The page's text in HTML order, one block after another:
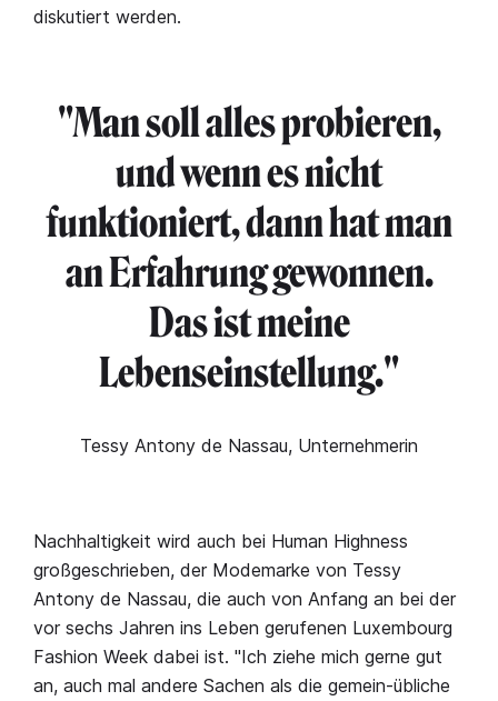
diskutiert werden.
"Man soll alles probieren,
und wenn es nicht
funktioniert, dann hat man
an Erfahrung gewonnen.
Das ist meine
Lebenseinstellung."
Tessy Antony de Nassau, Unternehmerin
Nachhaltigkeit wird auch bei Human Highness
großgeschrieben, der Modemarke von Tessy
Antony de Nassau, die auch von Anfang an bei der
vor sechs Jahren ins Leben gerufenen Luxembourg
Fashion Week dabei ist. "Ich ziehe mich gerne gut
an, auch mal andere Sachen als die gemein-übliche